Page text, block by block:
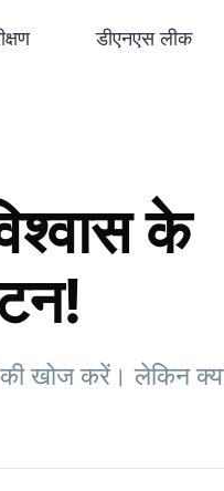
डीएनएस लीक
के
खोज करें। लेकिन